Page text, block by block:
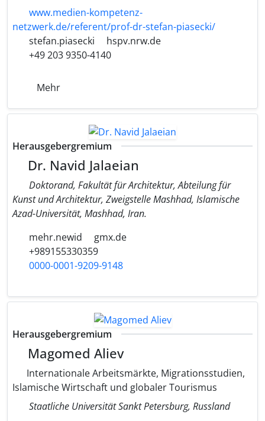
www.medien-kompetenz-
netzwerk.de/referent/prof-dr-stefan-piasecki/
stefan.piasecki
hspv.nrw.de
+49 203 9350-4140
Mehr
Herausgebergremium
Dr. Navid Jalaeian
Doktorand, Fakultät für Architektur, Abteilung für
Kunst und Architektur, Zweigstelle Mashhad, Islamische
Azad-Universität, Mashhad, Iran.
mehr.newid
gmx.de
+989155330359
0000-0001-9209-9148
Herausgebergremium
Magomed Aliev
Internationale Arbeitsmärkte, Migrationsstudien,
Islamische Wirtschaft und globaler Tourismus
Staatliche Universität Sankt Petersburg, Russland